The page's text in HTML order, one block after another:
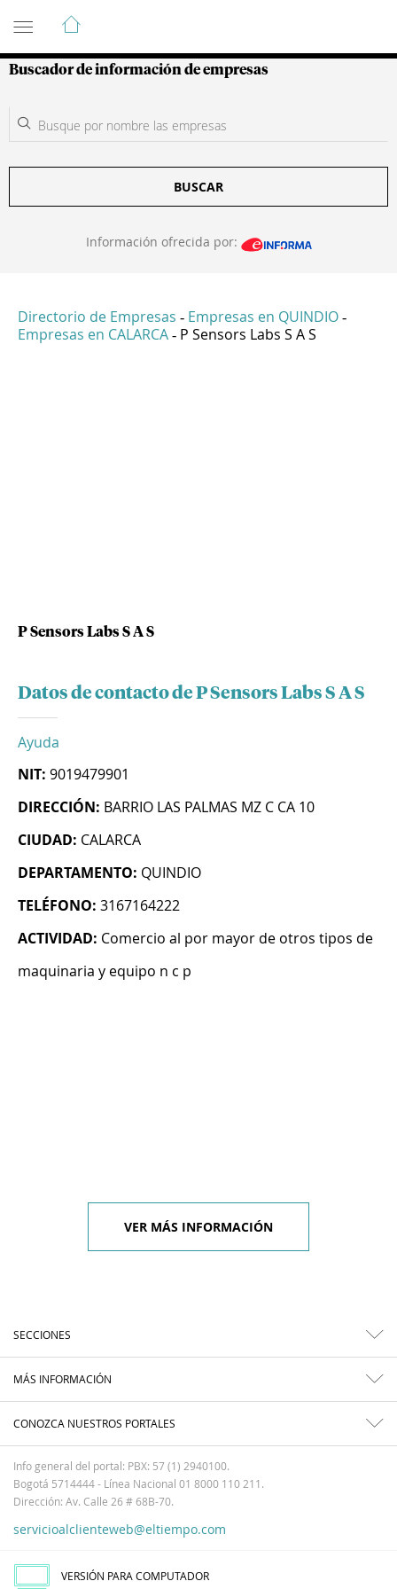
Guía de Empresas Colombianas
Buscador de información de empresas
BUSCAR
Información ofrecida por:
Directorio de Empresas - Empresas en QUINDIO -
Empresas en CALARCA - P Sensors Labs S A S
P Sensors Labs S A S
Datos de contacto de P Sensors Labs S A S
Ayuda
NIT: 9019479901
DIRECCIÓN: BARRIO LAS PALMAS MZ C CA 10
CIUDAD: CALARCA
DEPARTAMENTO: QUINDIO
TELÉFONO: 3167164222
ACTIVIDAD: Comercio al por mayor de otros tipos de
maquinaria y equipo n c p
VER MÁS INFORMACIÓN
SECCIONES
MÁS INFORMACIÓN
CONOZCA NUESTROS PORTALES
Info general del portal: PBX: 57 (1) 2940100.
Bogotá 5714444 - Línea Nacional 01 8000 110 211.
Dirección: Av. Calle 26 # 68B-70.
servicioalclienteweb@eltiempo.com
VERSIÓN PARA COMPUTADOR